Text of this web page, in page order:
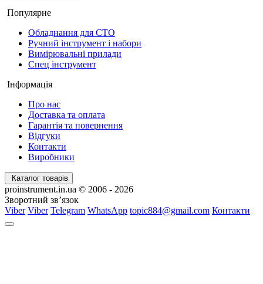
Популярне
Обладнання для СТО
Ручний інструмент і набори
Вимірювальні прилади
Спец інструмент
Інформація
Про нас
Доставка та оплата
Гарантія та повернення
Відгуки
Контакти
Виробники
Каталог товарів
proinstrument.in.ua © 2006 - 2026
Зворотний зв’язок
Viber Viber Telegram WhatsApp topic884@gmail.com Контакти